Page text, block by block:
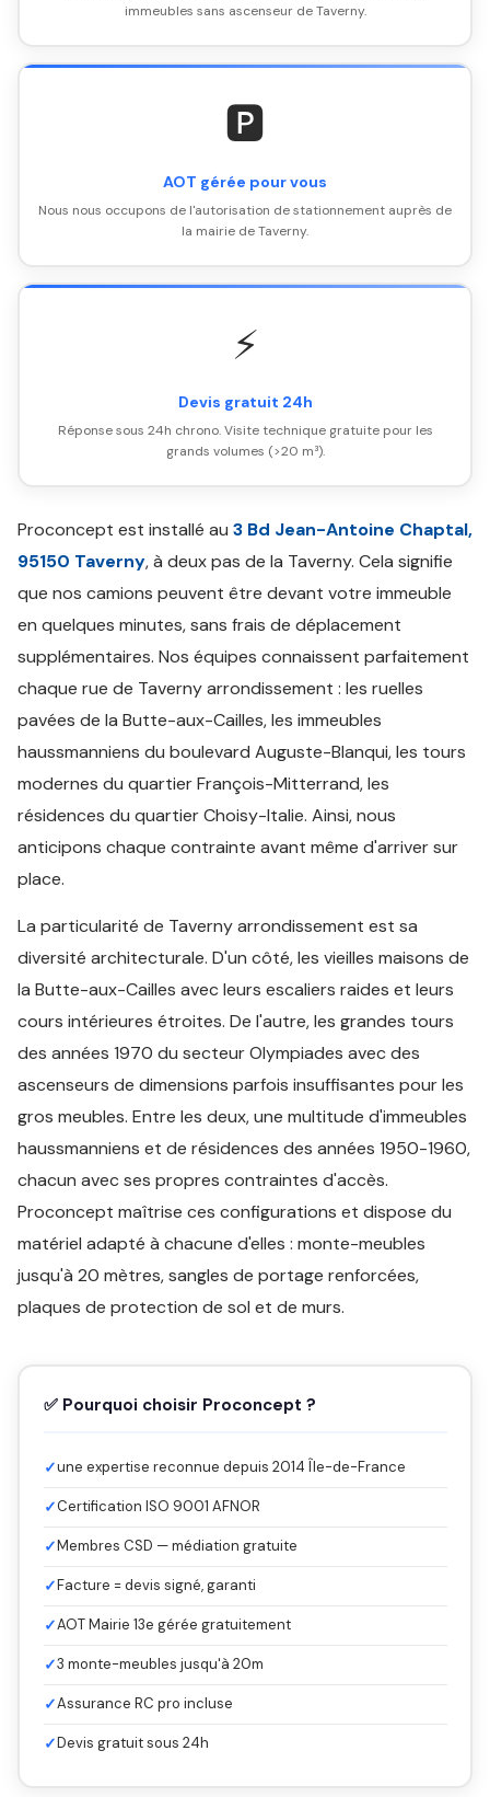
immeubles sans ascenseur de Taverny.
🅿️
AOT gérée pour vous
Nous nous occupons de l'autorisation de stationnement auprès de
la mairie de Taverny.
⚡
Devis gratuit 24h
Réponse sous 24h chrono. Visite technique gratuite pour les
grands volumes (>20 m³).
Proconcept est installé au 3 Bd Jean-Antoine Chaptal,
95150 Taverny, à deux pas de la Taverny. Cela signifie
que nos camions peuvent être devant votre immeuble
en quelques minutes, sans frais de déplacement
supplémentaires. Nos équipes connaissent parfaitement
chaque rue de Taverny arrondissement : les ruelles
pavées de la Butte-aux-Cailles, les immeubles
haussmanniens du boulevard Auguste-Blanqui, les tours
modernes du quartier François-Mitterrand, les
résidences du quartier Choisy-Italie. Ainsi, nous
anticipons chaque contrainte avant même d'arriver sur
place.
La particularité de Taverny arrondissement est sa
diversité architecturale. D'un côté, les vieilles maisons de
la Butte-aux-Cailles avec leurs escaliers raides et leurs
cours intérieures étroites. De l'autre, les grandes tours
des années 1970 du secteur Olympiades avec des
ascenseurs de dimensions parfois insuffisantes pour les
gros meubles. Entre les deux, une multitude d'immeubles
haussmanniens et de résidences des années 1950-1960,
chacun avec ses propres contraintes d'accès.
Proconcept maîtrise ces configurations et dispose du
matériel adapté à chacune d'elles : monte-meubles
jusqu'à 20 mètres, sangles de portage renforcées,
plaques de protection de sol et de murs.
✅ Pourquoi choisir Proconcept ?
✓une expertise reconnue depuis 2014 Île-de-France
✓Certification ISO 9001 AFNOR
✓Membres CSD — médiation gratuite
✓Facture = devis signé, garanti
✓AOT Mairie 13e gérée gratuitement
✓3 monte-meubles jusqu'à 20m
✓Assurance RC pro incluse
✓Devis gratuit sous 24h